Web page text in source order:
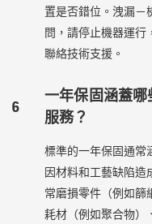
置是否錯位。洩漏－
問，請停止機器運
聯絡技術支援。
6
一年保固涵蓋
服務？
標準的一年保固通常
因材料和工藝缺陷造
常磨損零件（例如篩
耗材（例如聚合物）